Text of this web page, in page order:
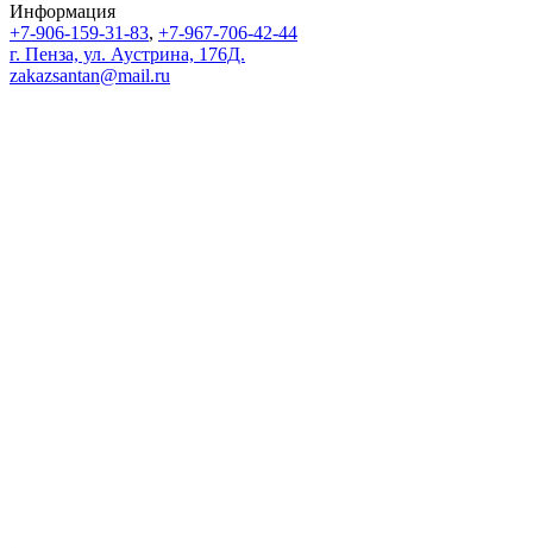
Информация
+7-906-159-31-83, +7-967-706-42-44
г. Пенза, ул. Аустрина, 176Д.
zakazsantan@mail.ru